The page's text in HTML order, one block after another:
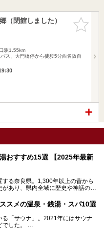
お気に入
りに追加
（閉館しました）
駅1.55km
ス、大門橋停から徒歩5分西名阪自
おすすめ15選 【2025年最新
る奈良県。1,300年以上の昔から
あり、県内全域に歴史や神話の舞
こかしこに感じられる地域です。
湯は、便利な街中にある施設か
までバラエティ豊か。ここでは、
銭湯をご紹介します。
スメの温泉・銭湯・スパ10選
る「サウナ」。2021年にはサウナ
した。